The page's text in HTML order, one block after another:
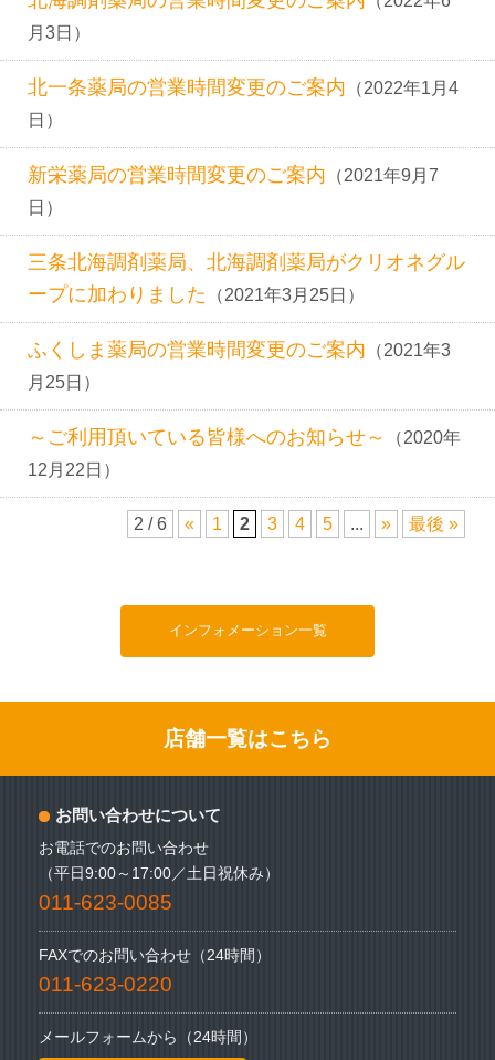
月3日）
北一条薬局の営業時間変更のご案内 （2022年1月4
日）
新栄薬局の営業時間変更のご案内 （2021年9月7
日）
三条北海調剤薬局、北海調剤薬局がクリオネグル
ープに加わりました
（2021年3月25日）
ふくしま薬局の営業時間変更のご案内 （2021年3
月25日）
～ご利用頂いている皆様へのお知らせ～
（2020年
12月22日）
2 / 6 « 1 2 3 4 5 ... » 最後 »
インフォメーション一覧
店舗一覧はこちら
お問い合わせについて
お電話でのお問い合わせ
（平日9:00～17:00／土日祝休み）
011-623-0085
FAXでのお問い合わせ（24時間）
011-623-0220
メールフォームから（24時間）